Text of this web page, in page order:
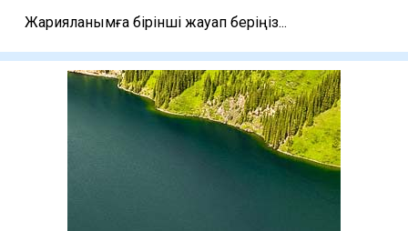
Жарияланымға бірінші жауап беріңіз...